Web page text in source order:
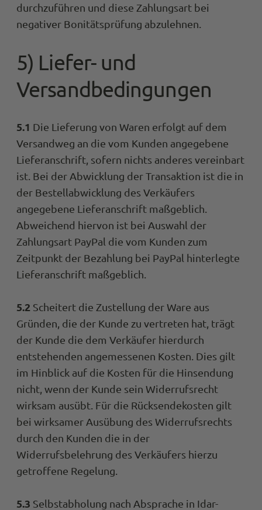
durchzuführen und diese Zahlungsart bei
negativer Bonitätsprüfung abzulehnen.
5) Liefer- und
Versandbedingungen
5.1 Die Lieferung von Waren erfolgt auf dem
Versandweg an die vom Kunden angegebene
Lieferanschrift, sofern nichts anderes vereinbart
ist. Bei der Abwicklung der Transaktion ist die in
der Bestellabwicklung des Verkäufers
angegebene Lieferanschrift maßgeblich.
Abweichend hiervon ist bei Auswahl der
Zahlungsart PayPal die vom Kunden zum
Zeitpunkt der Bezahlung bei PayPal hinterlegte
Lieferanschrift maßgeblich.
5.2 Scheitert die Zustellung der Ware aus
Gründen, die der Kunde zu vertreten hat, trägt
der Kunde die dem Verkäufer hierdurch
entstehenden angemessenen Kosten. Dies gilt
im Hinblick auf die Kosten für die Hinsendung
nicht, wenn der Kunde sein Widerrufsrecht
wirksam ausübt. Für die Rücksendekosten gilt
bei wirksamer Ausübung des Widerrufsrechts
durch den Kunden die in der
Widerrufsbelehrung des Verkäufers hierzu
getroffene Regelung.
5.3 Selbstabholung nach Absprache in Idar-
Manfred Obernberger
gefunden zu haben wo ich Jeans
einfach top passen. Das ewige Hosen
Facebook
Patrick Strauß
Trusted Shops
Artikel bekommt man eine Email und die
Website aktualisierte sich mehrmals
Teilen
Twitter
Senaj Lelic
Trusted Shops
top
Constantin Werner
Trusted Shops
ich bin sehr zufrieden. Vielen Dank!
weiterempfehlen.
Teilen
Twitter
Facebook
Trusted Shops
Teilen